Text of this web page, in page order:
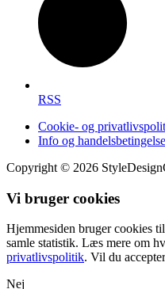
RSS
Cookie- og
Info og
Copyright © 2026
Vi bruger cookies
Hjemmesiden bruger cookies
samle statistik. Læs mere om
privatlivspolitik. Vil du
Nej